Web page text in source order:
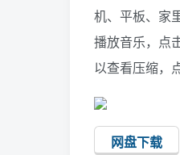
机、平板、家
播放音乐，点
以查看压缩，
网盘下载